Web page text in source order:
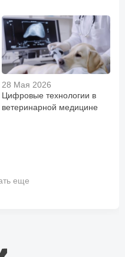
28 Мая 2026
Цифровые технологии в
ветеринарной медицине
еще